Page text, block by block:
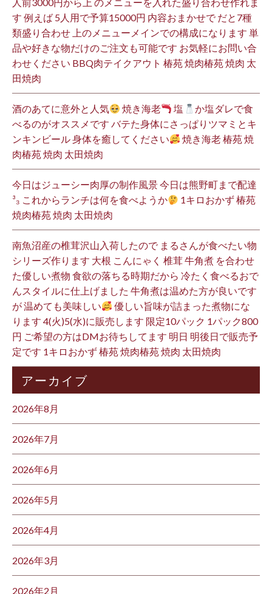
す 例えば 5人用で予算15000円 内容おまかせで だと7種
類盛り合わせ 上のメニューメインでの構成になります 単
品や好きな物だけのご注文も可能です お気軽にお問い合
わせください BBQ肉テイクアウト 椿苑 焼肉椿苑 焼肉 太
田焼肉
酒のあてに意外と人気 焼き海老 塩
か塩ダレで食
べるのがオススメです バテた身体にさっぱりツマミとキ
ンキンビール 身体を癒してください
焼き海老 椿苑 焼
肉椿苑 焼肉 太田焼肉
今日はジューシー肉厚の制作風景 今日は熊野町まで配達
³₃ これからランチは何を食べようか
1キロおかず 椿苑
焼肉椿苑 焼肉 太田焼肉
南魚沼産の椎茸沢山入荷したので まるさんが食べたい物
シリーズ作ります 大根 こんにゃく 椎茸 牛角煮 を合わせ
た優しい煮物 食欲の落ちる時期だから 冷たく食べるおで
んスタイルに仕上げました 牛角煮は温めた方が良いです
が 温めても美味しい
優しい旨味が詰まった煮物にな
ります 4(火)5(水)に販売します 限定10パック 1パック800
円 ご希望の方はDMお待ちしてます 明日 明後日で販売予
定です 1キロおかず 椿苑 焼肉椿苑 焼肉 太田焼肉
アーカイブ
2026年8月
2026年7月
2026年6月
2026年5月
2026年4月
2026年3月
2026年2月